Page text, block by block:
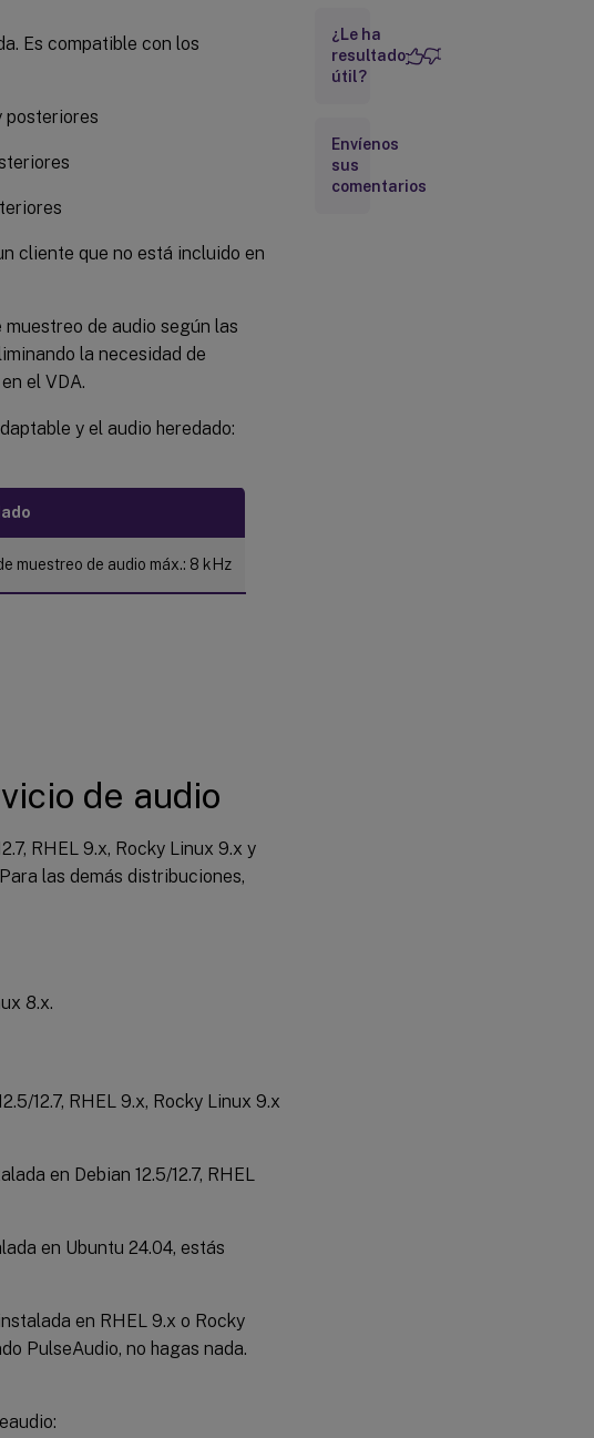
Es compatible con los
posteriores
cliente que no está incluido en
de audio según las
la necesidad de
en el VDA.
y el audio heredado:
muestreo de audio máx.: 8 kHz
de audio
RHEL 9.x, Rocky Linux 9.x y
las demás distribuciones,
8.x.
12.7, RHEL 9.x, Rocky Linux 9.x
en Debian 12.5/12.7, RHEL
en Ubuntu 24.04, estás
en RHEL 9.x o Rocky
PulseAudio, no hagas nada.
PipeWire
pérdidas
para
audio
¿Le ha
resultado
útil?
Envíenos
sus
comentarios